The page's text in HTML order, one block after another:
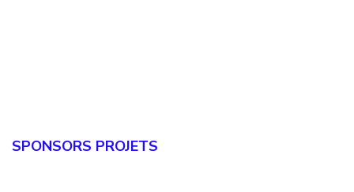
SPONSORS PROJETS